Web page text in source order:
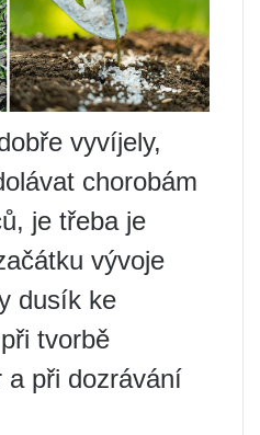
vyvíjely,
chorobám
je třeba je
vývoje
dusík ke
tvorbě
a při dozrávání